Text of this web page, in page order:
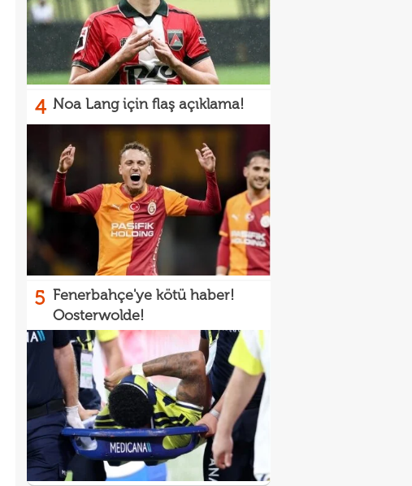
4 Noa Lang için flaş açıklama!
5 Fenerbahçe'ye kötü haber!
Oosterwolde!